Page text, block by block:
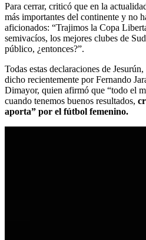
Para cerrar, criticó que en la
más importantes del continente y no
aficionados: “Trajimos la Copa
semivacíos, los mejores clubes de
público, ¿entonces?”.
Todas estas declaraciones de
dicho recientemente por Fernando
Dimayor, quien afirmó que “todo el
cuando tenemos buenos resultados,
aporta” por el fútbol femenino.